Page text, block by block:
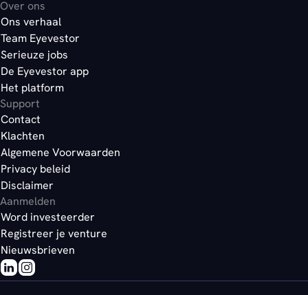
Over ons
Ons verhaal
Team Eyevestor
Serieuze jobs
De Eyevestor app
Het platform
Support
Contact
Klachten
Algemene Voorwaarden
Privacy beleid
Disclaimer
Aanmelden
Word investeerder
Registreer je venture
Nieuwsbrieven